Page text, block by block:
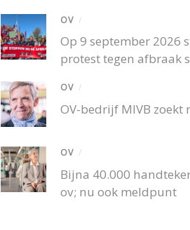
OV /
Op 9 september 2026
protest tegen afbraak
OV /
OV-bedrijf MIVB zoekt
OV /
Bijna 40.000
ov; nu ook meldpunt